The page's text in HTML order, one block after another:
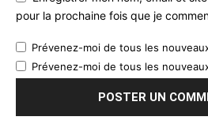
pour la prochaine fois que je
Prévenez-moi de tous les
Prévenez-moi de tous les